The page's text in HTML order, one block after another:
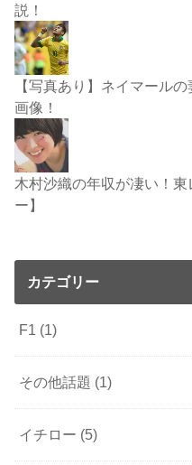
説！
【写真あり】ネイマール
画像！
木村沙織の年収が凄い！
ー】
カテゴリー
F1 (1)
その他話題 (1)
イチロー (5)